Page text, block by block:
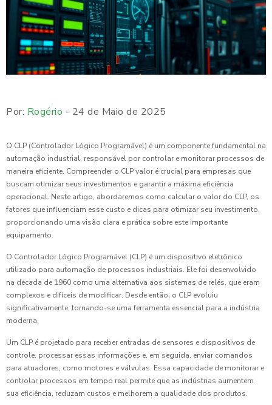
Por: Rogério - 24 de Maio de 2025
O CLP (Controlador Lógico Programável) é um componente fundamental na
automação industrial, responsável por controlar e monitorar processos de
maneira eficiente. Compreender o CLP valor é crucial para empresas que
buscam otimizar seus investimentos e garantir a máxima eficiência
operacional. Neste artigo, abordaremos como calcular o valor do CLP, os
fatores que influenciam esse custo e dicas para otimizar seu investimento,
proporcionando uma visão clara e prática sobre este importante
equipamento.
O Controlador Lógico Programável (CLP) é um dispositivo eletrônico
utilizado para automação de processos industriais. Ele foi desenvolvido
na década de 1960 como uma alternativa aos sistemas de relés, que eram
complexos e difíceis de modificar. Desde então, o CLP evoluiu
significativamente, tornando-se uma ferramenta essencial para a indústria
moderna.
Um CLP é projetado para receber entradas de sensores e dispositivos de
controle, processar essas informações e, em seguida, enviar comandos
para atuadores, como motores e válvulas. Essa capacidade de monitorar e
controlar processos em tempo real permite que as indústrias aumentem
sua eficiência, reduzam custos e melhorem a qualidade dos produtos.